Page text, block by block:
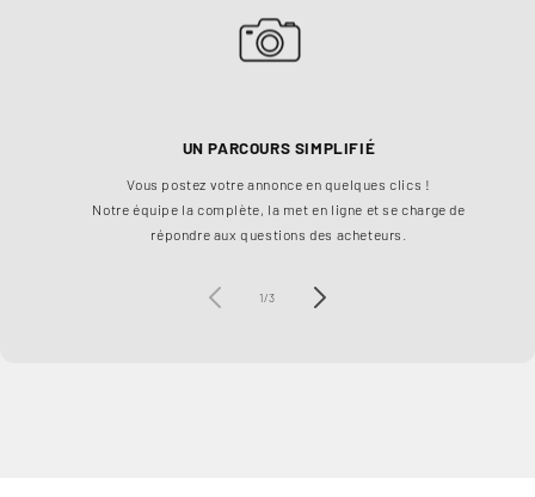
UN PARCOURS SIMPLIFIÉ
Vous postez votre annonce en quelques clics !
Notre équipe la complète, la met en ligne et se charge de
répondre aux questions des acheteurs.
1/de
3